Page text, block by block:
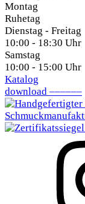
Montag
Ruhetag
Dienstag - Freitag
10:00 - 18:30 Uhr
Samstag
10:00 - 15:00 Uhr
Katalog
download ––––––